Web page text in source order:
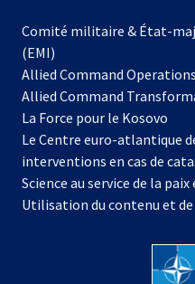
Comité militaire & État-
(EMI)
Allied Command
Allied Command
La Force pour le Kosovo
dans
un
Le Centre euro-atlantique
interventions en cas de
Science au service de la
Utilisation du contenu et de